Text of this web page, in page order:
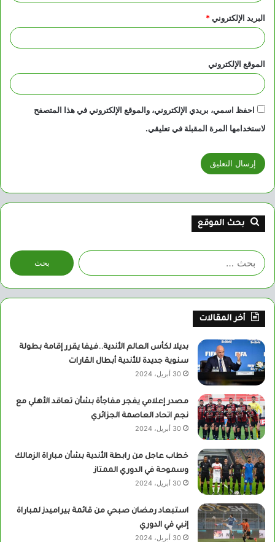
البريد الإلكتروني*
الموقع الإلكتروني
احفظ اسمي، بريدي الإلكتروني، والموقع الإلكتروني في هذا المتصفح
لاستخدامها المرة المقبلة في تعليقي.
بحث الموقع
البحث
عن:
أخر المقالات
بديلا لكأس العالم الأندية..فيفا يقرر إقامة بطولة
سنوية جديدة للأندية أبطال القارات
30 أبريل، 2024
مصدر إعلامي يفجر مفاجأة بشأن تعاقد الأهلي مع
نجم اتحاد العاصمة الجزائري
30 أبريل، 2024
خطاب عاجل من رابطة الأندية بشأن مباراة الزمالك
وسموحة في الدوري الممتاز
30 أبريل، 2024
استبعاد رمضان صبحي من قائمة بيراميدز لمباراة
إنبي في الدوري
30 أبريل، 2024